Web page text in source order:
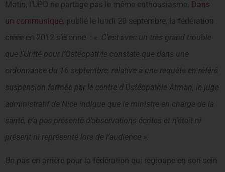
Matin, l’UPO ne partage pas le même enthousiasme. Dans
un communiqué, publié le lundi 20 septembre, la fédération
créée en 2012 s’étonne : « C’est avec un très grand trouble
que l’Unité pour l’Ostéopathie constate que dans une
ordonnance du 16 septembre, relative à une requête en référé
suspension formée par le centre d’Ostéopathie Atman, le juge
administratif de Nice indique que le ministre en charge de la
santé, n’a pas présenté d’observations écrites et n’était ni
présent ni représenté lors de l’audience ».
Un pas en arrière pour la fédération qui regroupe en son sein